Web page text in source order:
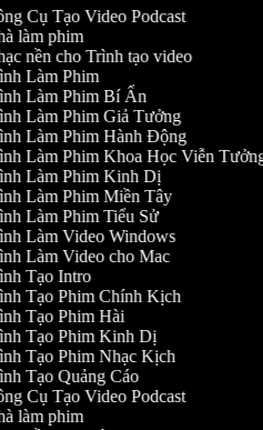
Cụ Tạo Video Podcast
làm phim
nền cho Trình tạo video
Làm Phim
Làm Phim Bí Ẩn
Làm Phim Giả Tưởng
Làm Phim Hành Động
Làm Phim Khoa Học Viễn Tưởng
Làm Phim Kinh Dị
Làm Phim Miền Tây
Làm Phim Tiểu Sử
Làm Video Windows
Làm Video cho Mac
Tạo Intro
Tạo Phim Chính Kịch
Tạo Phim Hài
Tạo Phim Kinh Dị
Tạo Phim Nhạc Kịch
Tạo Quảng Cáo
Cụ Tạo Video Podcast
làm phim